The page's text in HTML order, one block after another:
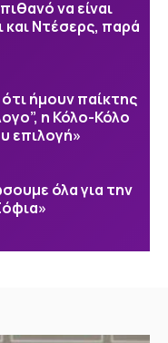
να είναι
και Ντέσερς, παρά
ήμουν παίκτης
η Κόλο-Κόλο
επιλογή»
όλα για την